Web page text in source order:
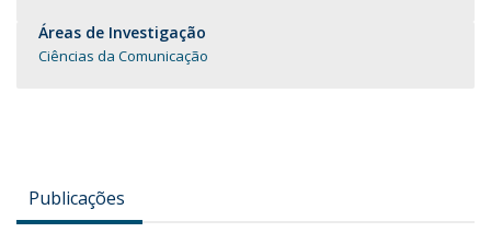
Áreas de Investigação
Ciências da Comunicação
Publicações